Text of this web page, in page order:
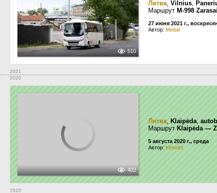
510
Литва, Vilnius,
Маршрут M-998
27 июня 2021 г.,
Автор: Mettal
2021
2020
402
Литва, Klaipėda,
Маршрут Klaipėda —
5 августа 2020 г., среда
Автор: Kimster
2020